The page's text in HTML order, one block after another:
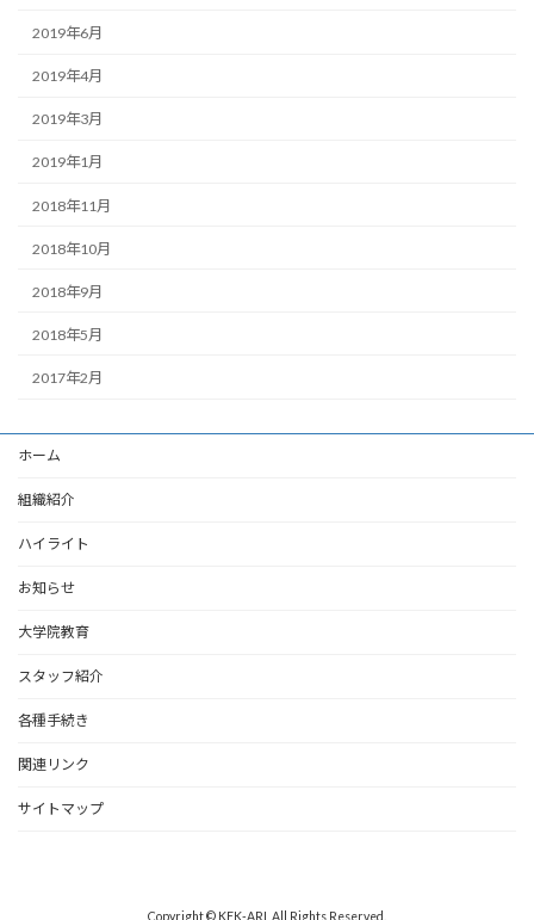
2019年6月
2019年4月
2019年3月
2019年1月
2018年11月
2018年10月
2018年9月
2018年5月
2017年2月
ホーム
組織紹介
ハイライト
お知らせ
大学院教育
スタッフ紹介
各種手続き
関連リンク
サイトマップ
Copyright © KEK-ARL All Rights Reserved.